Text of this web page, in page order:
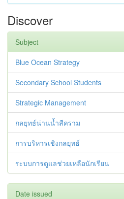
Discover
Subject
Blue Ocean Strategy
Secondary School Students
Strategic Management
กลยุทธ์น่านน้ำสีคราม
การบริหารเชิงกลยุทธ์
ระบบการดูแลช่วยเหลือนักเรียน
Date issued